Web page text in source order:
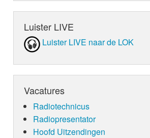
Luister LIVE
Luister LIVE naar de LOK
Vacatures
Radiotechnicus
Radiopresentator
Hoofd Uitzendingen